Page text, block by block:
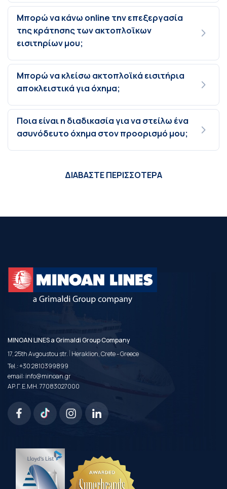
Μπορώ να κάνω online την επεξεργασία
της κράτησης των ακτοπλοϊκων
εισιτηρίων μου;
Μπορώ να κλείσω ακτοπλοϊκά εισιτήρια
αποκλειστικά για όχημα;
Ποια είναι η διαδικασία για να στείλω ένα
ασυνόδευτο όχημα στον προορισμό μου;
ΔΙΑΒΑΣΤΕ ΠΕΡΙΣΣΟΤΕΡΑ
MINOAN LINES a Grimaldi Group Company
17, 25th Avgoustou str. | Heraklion, Crete - Greece
Tel.:+30 2810399899
email:info@minoan.gr
ΑΡ.Γ.Ε.ΜΗ. 77083027000